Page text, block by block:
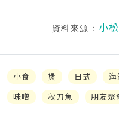
資料來源： 小
小食 煲 日式 海
味噌
秋刀魚 朋友聚